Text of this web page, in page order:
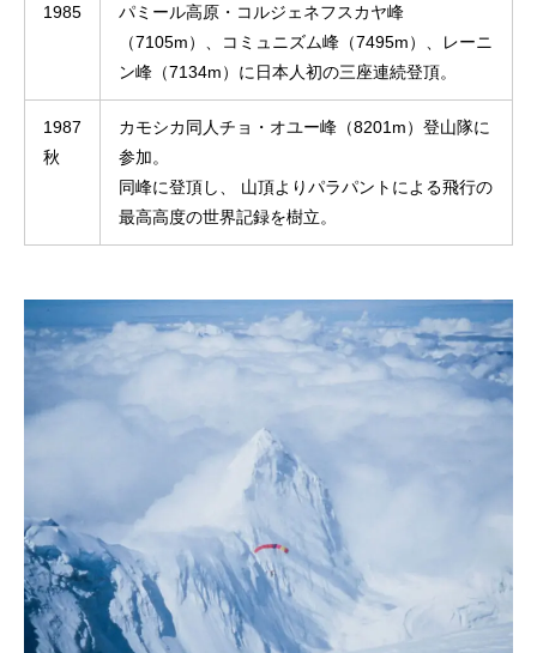
1985
パミール高原・コルジェネフスカヤ峰
（7105m）、コミュニズム峰（7495m）、レーニ
ン峰（7134m）に日本人初の三座連続登頂。
1987
秋
カモシカ同人チョ・オユー峰（8201m）登山隊に
参加。
同峰に登頂し、 山頂よりパラパントによる飛行の
最高高度の世界記録を樹立。